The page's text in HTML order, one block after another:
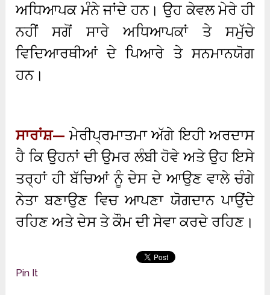
ਅਧਿਆਪਕ ਮੰਨੇ ਜਾਂਦੇ ਹਨ। ਉਹ ਕੇਵਲ ਮੇਰੇ ਹੀ
ਨਹੀਂ ਸਗੋਂ ਸਾਰੇ ਅਧਿਆਪਕਾਂ ਤੇ ਸਮੁੱਚੇ
ਵਿਦਿਆਰਥੀਆਂ ਦੇ ਪਿਆਰੇ ਤੇ ਸਨਮਾਨਯੋਗ
ਹਨ।
ਸਾਰਾਂਸ਼— ਮੇਰੀਪ੍ਰਮਾਤਮਾ ਅੱਗੇ ਇਹੀ ਅਰਦਾਸ
ਹੈ ਕਿ ਉਹਨਾਂ ਦੀ ਉਮਰ ਲੰਬੀ ਹੋਵੇ ਅਤੇ ਉਹ ਇਸੇ
ਤਰ੍ਹਾਂ ਹੀ ਬੱਚਿਆਂ ਨੂੰ ਦੇਸ ਦੇ ਆਉਣ ਵਾਲੇ ਚੰਗੇ
ਨੇਤਾ ਬਣਾਉਣ ਵਿਚ ਆਪਣਾ ਯੋਗਦਾਨ ਪਾਉਂਦੇ
ਰਹਿਣ ਅਤੇ ਦੇਸ ਤੇ ਕੌਮ ਦੀ ਸੇਵਾ ਕਰਦੇ ਰਹਿਣ।
Pin It